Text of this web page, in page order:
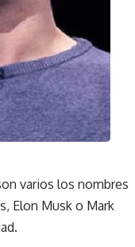
varios los nombres
Elon Musk o Mark